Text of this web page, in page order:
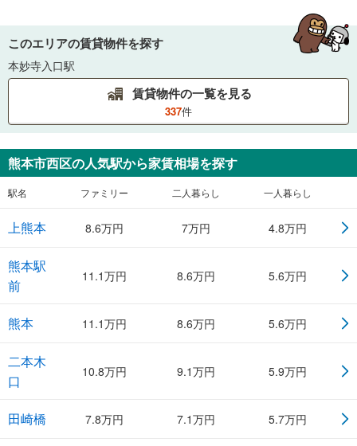
このエリアの賃貸物件を探す
本妙寺入口駅
賃貸物件の一覧を見る
337件
熊本市西区の人気駅から家賃相場を探す
駅名 ファミリー 二人暮らし 一人暮らし
上熊本 8.6万円 7万円 4.8万円
熊本駅
前
11.1万円 8.6万円 5.6万円
熊本 11.1万円 8.6万円 5.6万円
二本木
口
10.8万円 9.1万円 5.9万円
田崎橋 7.8万円 7.1万円 5.7万円